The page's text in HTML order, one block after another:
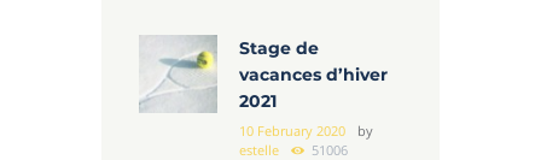
Stage de
vacances d’hiver
2021
10 February 2020
by
estelle
51006